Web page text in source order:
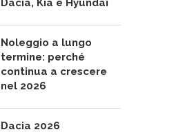
Dacia, Kia e Hyundai
Noleggio a lungo
termine: perché
continua a crescere
nel 2026
Dacia 2026